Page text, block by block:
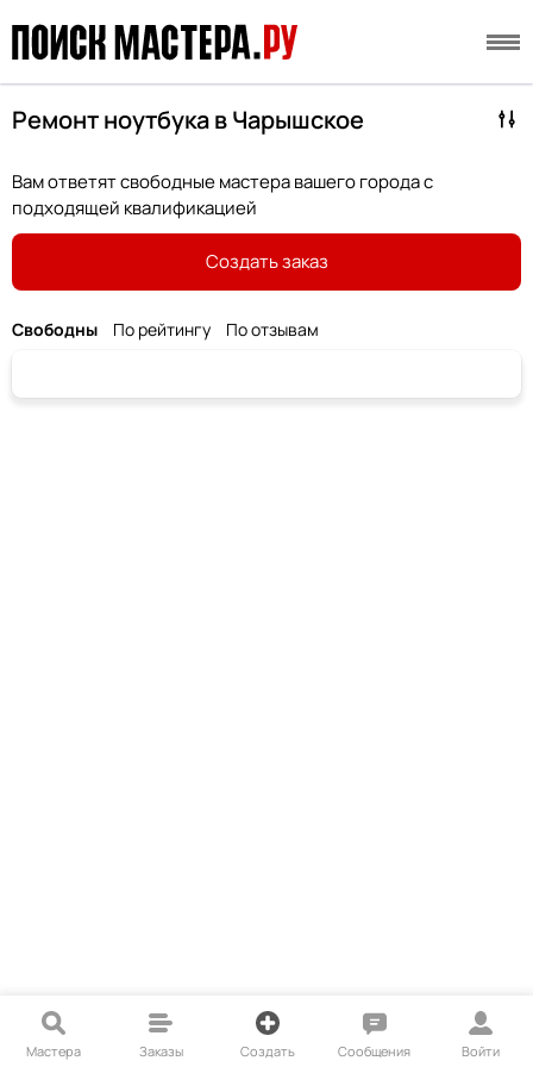
Ремонт ноутбука в Чарышское
Вам ответят свободные мастера вашего города с
подходящей квалификацией
Создать заказ
Свободны По рейтингу По отзывам
Мастера Заказы Создать Сообщения Войти